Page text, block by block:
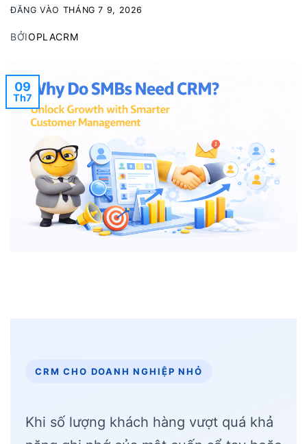
ĐĂNG VÀO THÁNG 7 9, 2026
BỞIOPLACRM
09
Th7
CRM CHO DOANH NGHIỆP NHỎ
Khi số lượng khách hàng vượt quá khả